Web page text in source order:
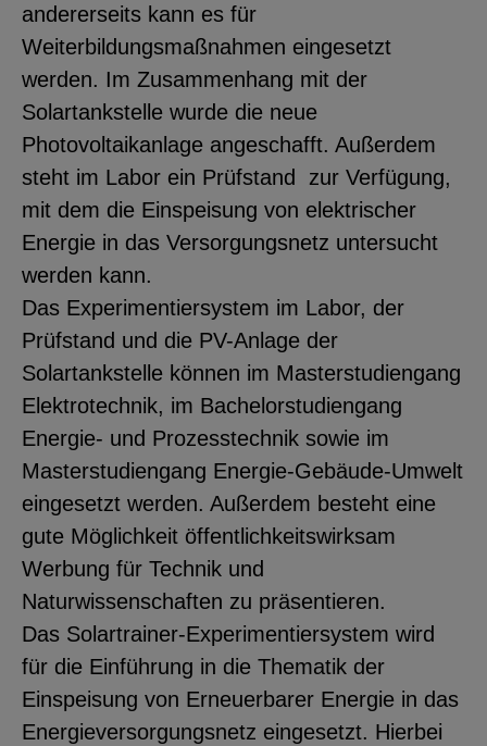
andererseits kann es für
Weiterbildungsmaßnahmen eingesetzt
werden. Im Zusammenhang mit der
Solartankstelle wurde die neue
Photovoltaikanlage angeschafft. Außerdem
steht im Labor ein Prüfstand zur Verfügung,
mit dem die Einspeisung von elektrischer
Energie in das Versorgungsnetz untersucht
werden kann.
Das Experimentiersystem im Labor, der
Prüfstand und die PV-Anlage der
Solartankstelle können im Masterstudiengang
Elektrotechnik, im Bachelorstudiengang
Energie- und Prozesstechnik sowie im
Masterstudiengang Energie-Gebäude-Umwelt
eingesetzt werden. Außerdem besteht eine
gute Möglichkeit öffentlichkeitswirksam
Werbung für Technik und
Naturwissenschaften zu präsentieren.
Das Solartrainer-Experimentiersystem wird
für die Einführung in die Thematik der
Einspeisung von Erneuerbarer Energie in das
Energieversorgungsnetz eingesetzt. Hierbei
EXTERNE MEDIEN
Seitenspezifische Erfassung von
Benutzerdaten durch
Drittanbieter, bspw. über das
Einbinden externer Videos,
Standortdaten oder
Stellenanzeigen.
YouTube
ChatBot